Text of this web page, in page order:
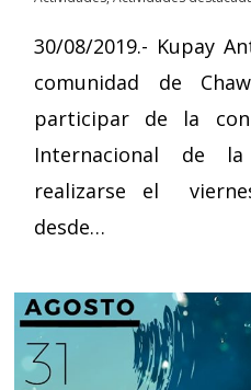
30/08/2019.- Kupay
comunidad de
participar de la
Internacional de
realizarse el
desde…